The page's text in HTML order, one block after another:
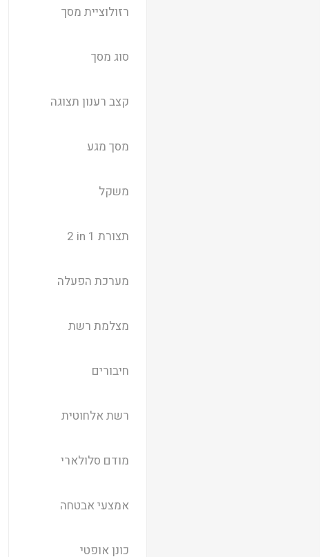
רזולוציית מסך
סוג מסך
קצב רענון תצוגה
מסך מגע
משקל
תצורת ‎ 2 in 1
מערכת הפעלה
מצלמת רשת
חיבורים
רשת אלחוטית
מודם סלולארי
אמצעי אבטחה
כונן אופטי